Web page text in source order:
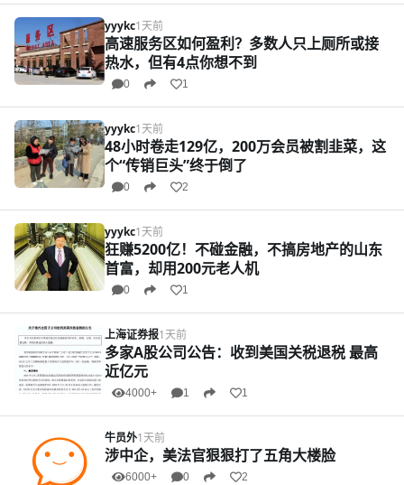
yyykc1天前
高速服务区如何盈利？多数人只上厕所或接
热水，但有4点你想不到
0 1
yyykc1天前
48小时卷走129亿，200万会员被割韭菜，这
个“传销巨头”终于倒了
0 2
yyykc1天前
狂赚5200亿！不碰金融，不搞房地产的山东
首富，却用200元老人机
0 1
上海证券报1天前
多家A股公司公告：收到美国关税退税 最高
近亿元
4000+ 1 1
牛员外1天前
涉中企，美法官狠狠打了五角大楼脸
6000+ 0 2